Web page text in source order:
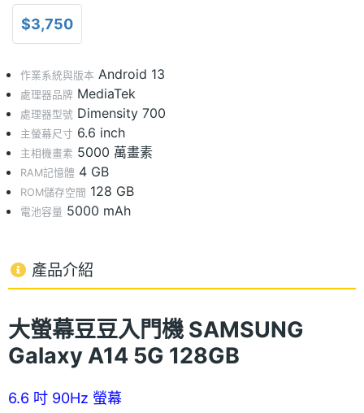
$3,750
作業系統與版本 Android 13
處理器品牌 MediaTek
處理器型號 Dimensity 700
主螢幕尺寸 6.6 inch
主相機畫素 5000 萬畫素
RAM記憶體 4 GB
ROM儲存空間 128 GB
電池容量 5000 mAh
產品介紹
大螢幕豆豆入門機 SAMSUNG
Galaxy A14 5G 128GB
6.6 吋 90Hz 螢幕